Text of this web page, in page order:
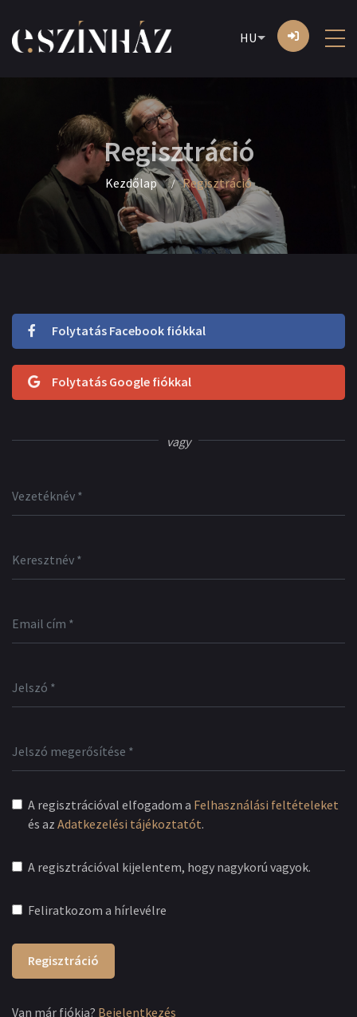
HU
Regisztráció
Kezdőlap Regisztráció
Folytatás Facebook fiókkal
Folytatás Google fiókkal
vagy
A regisztrációval elfogadom a Felhasználási feltételeket
és az Adatkezelési tájékoztatót.
A regisztrációval kijelentem, hogy nagykorú vagyok.
Feliratkozom a hírlevélre
Regisztráció
Van már fiókja? Bejelentkezés